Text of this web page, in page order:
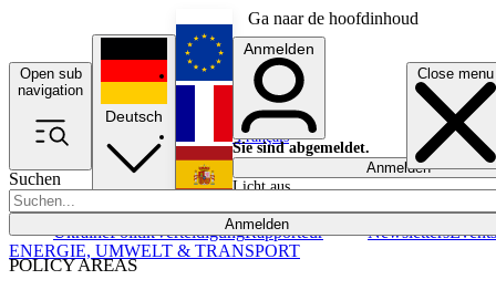
Ga naar de hoofdinhoud
Open sub
navigation
Close menu
Suchen
Anmelden
POLICY AREAS
UkrainePolitikVerteidigungRapporteur NewslettersEvents
Deutsch
English
Français
Anmelden
Sie sind abgemeldet.
Anmelden
Licht aus
ENERGIE, UMWELT & TRANSPORT